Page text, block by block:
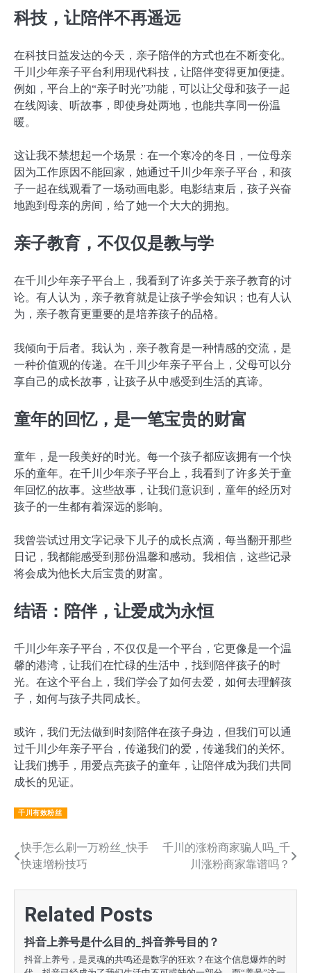
科技，让陪伴不再遥远
在科技日益发达的今天，亲子陪伴的方式也在不断变化。
千川少年亲子平台利用现代科技，让陪伴变得更加便捷。
例如，平台上的“亲子时光”功能，可以让父母和孩子一起
在线阅读、听故事，即使身处两地，也能共享同一份温
暖。
这让我不禁想起一个场景：在一个寒冷的冬日，一位母亲
因为工作原因不能回家，她通过千川少年亲子平台，和孩
子一起在线观看了一场动画电影。电影结束后，孩子兴奋
地跑到母亲的房间，给了她一个大大的拥抱。
亲子教育，不仅仅是教与学
在千川少年亲子平台上，我看到了许多关于亲子教育的讨
论。有人认为，亲子教育就是让孩子学会知识；也有人认
为，亲子教育更重要的是培养孩子的品格。
我倾向于后者。我认为，亲子教育是一种情感的交流，是
一种价值观的传递。在千川少年亲子平台上，父母可以分
享自己的成长故事，让孩子从中感受到生活的真谛。
童年的回忆，是一笔宝贵的财富
童年，是一段美好的时光。每一个孩子都应该拥有一个快
乐的童年。在千川少年亲子平台上，我看到了许多关于童
年回忆的故事。这些故事，让我们意识到，童年的经历对
孩子的一生都有着深远的影响。
我曾尝试过用文字记录下儿子的成长点滴，每当翻开那些
日记，我都能感受到那份温馨和感动。我相信，这些记录
将会成为他长大后宝贵的财富。
结语：陪伴，让爱成为永恒
千川少年亲子平台，不仅仅是一个平台，它更像是一个温
馨的港湾，让我们在忙碌的生活中，找到陪伴孩子的时
光。在这个平台上，我们学会了如何去爱，如何去理解孩
子，如何与孩子共同成长。
或许，我们无法做到时刻陪伴在孩子身边，但我们可以通
过千川少年亲子平台，传递我们的爱，传递我们的关怀。
让我们携手，用爱点亮孩子的童年，让陪伴成为我们共同
成长的见证。
千川有效粉丝
文
航
快手怎么刷一万粉丝_快手
快速增粉技巧
千川的涨粉商家骗人吗_千
川涨粉商家靠谱吗？
Related Posts
抖音上养号是什么目的_抖音养号目的？
抖音上养号，是灵魂的共鸣还是数字的狂欢？在这个信息爆炸的时